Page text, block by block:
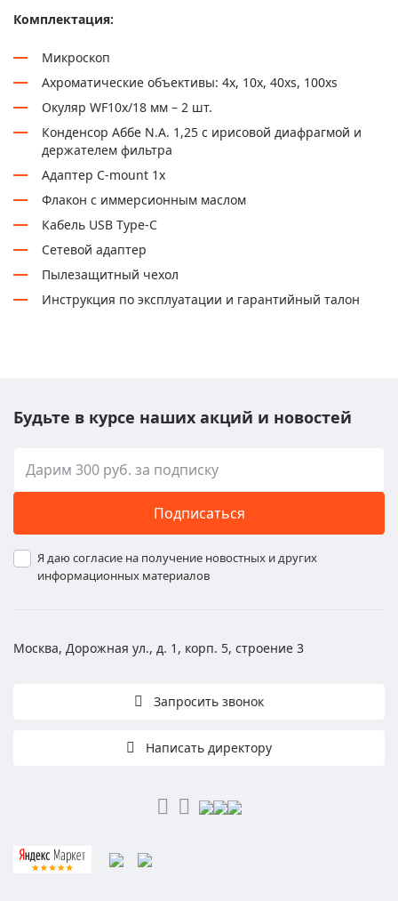
Комплектация:
Микроскоп
Ахроматические объективы: 4х, 10х, 40xs, 100xs
Окуляр WF10x/18 мм – 2 шт.
Конденсор Аббе N.A. 1,25 с ирисовой диафрагмой и
держателем фильтра
Адаптер C-mount 1х
Флакон с иммерсионным маслом
Кабель USB Type-C
Сетевой адаптер
Пылезащитный чехол
Инструкция по эксплуатации и гарантийный талон
Будьте в курсе наших акций и новостей
Подписаться
Я даю согласие на получение новостных и других
информационных материалов
Москва, Дорожная ул., д. 1, корп. 5, строение 3
Запросить звонок
Написать директору